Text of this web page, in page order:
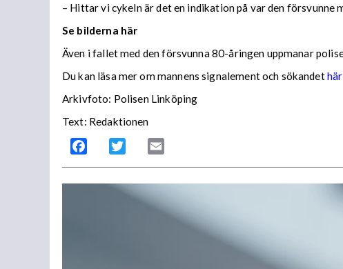
– Hittar vi cykeln är det en indikation på var den försvunne
Se bilderna här
Även i fallet med den försvunna 80-åringen uppmanar
Du kan läsa mer om mannens signalement och sökandethär
Arkivfoto: Polisen Linköping
Text: Redaktionen
Facebook Twitter